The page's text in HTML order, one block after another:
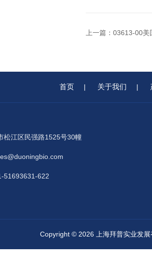
上一篇： 03613-00美
首页 | 关于我们 |
松江区民强路1525号30幢
51693631-622
Copyright © 2026 上海拜普实业发